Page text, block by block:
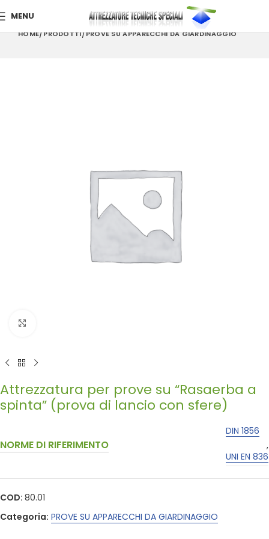
MENU
HOME PRODOTTI PROVE SU APPARECCHI DA GIARDINAGGIO
Attrezzatura per prove su “Rasaerba a
spinta” (prova di lancio con sfere)
NORME DI RIFERIMENTO
DIN 1856
,
UNI EN 836
COD: 80.01
Categoria: PROVE SU APPARECCHI DA GIARDINAGGIO